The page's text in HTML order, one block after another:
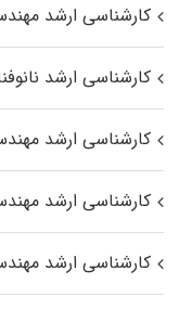
کارشناسی ارشد
کارشناسی ارشد
کارشناسی ارشد
کارشناسی ارشد
کارشناسی ارشد